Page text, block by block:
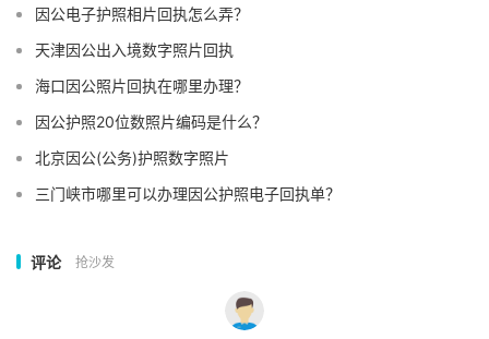
因公电子护照相片回执怎么弄？
天津因公出入境数字照片回执
海口因公照片回执在哪里办理？
因公护照20位数照片编码是什么？
北京因公(公务)护照数字照片
三门峡市哪里可以办理因公护照电子回执单？
评论 抢沙发